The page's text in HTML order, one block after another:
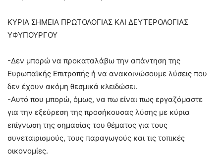
ΚΥΡΙΑ ΣΗΜΕΙΑ ΠΡΩΤΟΛΟΓΙΑΣ ΚΑΙ ΔΕΥΤΕΡΟΛΟΓΙΑΣ
ΥΦΥΠΟΥΡΓΟΥ
-Δεν μπορώ να προκαταλάβω την απάντηση της
Ευρωπαϊκής Επιτροπής ή να ανακοινώσουμε λύσεις που
δεν έχουν ακόμη θεσμικά κλειδώσει.
-Αυτό που μπορώ, όμως, να πω είναι πως εργαζόμαστε
για την εξεύρεση της προσήκουσας λύσης με κύρια
επίγνωση της σημασίας του θέματος για τους
συνεταιρισμούς, τους παραγωγούς και τις τοπικές
οικονομίες.